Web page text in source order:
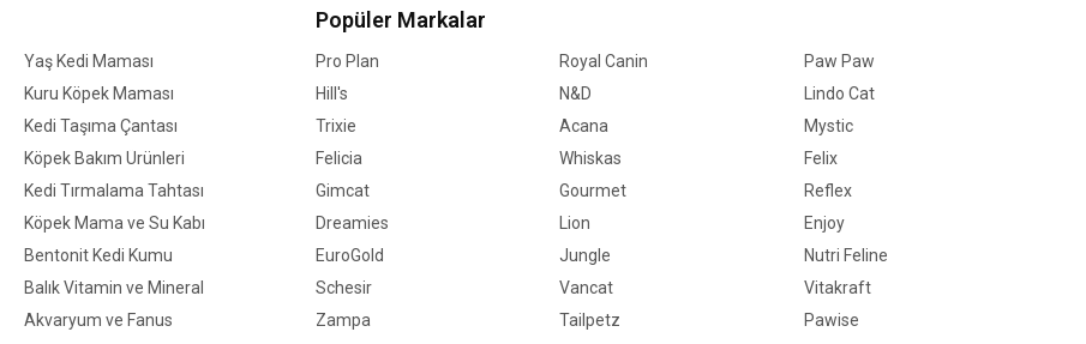
Yaş Kedi Maması
Kuru Köpek Maması
Kedi Taşıma Çantası
Köpek Bakım Ürünleri
Kedi Tırmalama Tahtası
Köpek Mama ve Su Kabı
Bentonit Kedi Kumu
Balık Vitamin ve Mineral
Akvaryum ve Fanus
Popüler Markalar
Pro Plan Royal Canin
Paw Paw
Hill's
N&D
Lindo Cat
Trixie
Acana
Mystic
Felicia
Whiskas
Felix
Gimcat
Gourmet
Reflex
Dreamies
Lion
Enjoy
EuroGold
Jungle
Nutri Feline
Schesir
Vancat
Vitakraft
Zampa
Tailpetz
Pawise